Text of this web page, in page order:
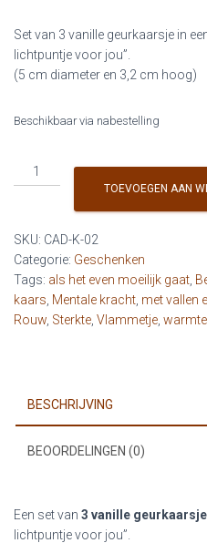
Set van 3 vanille geurkaarsje in
lichtpuntje voor jou”.
(5 cm diameter en 3,2 cm hoog)
Beschikbaar via nabestelling
van
'Een
lichtpuntje
voor
jou'
aantal
TOEVOEGEN AAN
SKU: CAD-K-02
Categorie: Geschenken
Tags: als het even moeilijk gaat
kaars Mentale kracht met vallen
Rouw Sterkte Vlammetje
BESCHRIJVING
BEOORDELINGEN (0)
Een set van 3 vanille
lichtpuntje voor jou”.